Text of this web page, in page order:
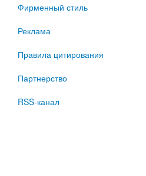
Фирменный стиль
Реклама
Правила цитирования
Партнерство
RSS-канал